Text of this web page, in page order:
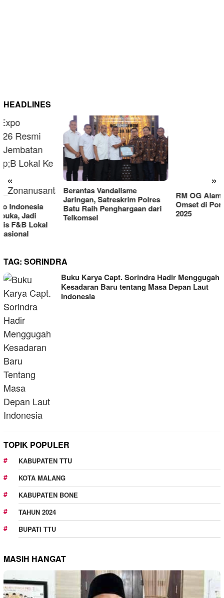
HEADLINES
« »
Berantas Vandalisme
Jaringan, Satreskrim Polres
Batu Raih Penghargaan dari
Telkomsel
RM OG Alami Kenaikan
Omset di Porprov IX Jatim
2025
TAG: SORINDRA
Buku Karya Capt. Sorindra Hadir Menggugah
Kesadaran Baru tentang Masa Depan Laut
Indonesia
TOPIK POPULER
KABUPATEN TTU
KOTA MALANG
KABUPATEN BONE
TAHUN 2024
BUPATI TTU
MASIH HANGAT